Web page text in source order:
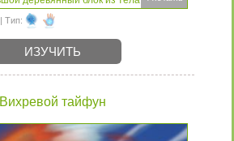
| Тип:
ИЗУЧИТЬ
Вихревой тайфун